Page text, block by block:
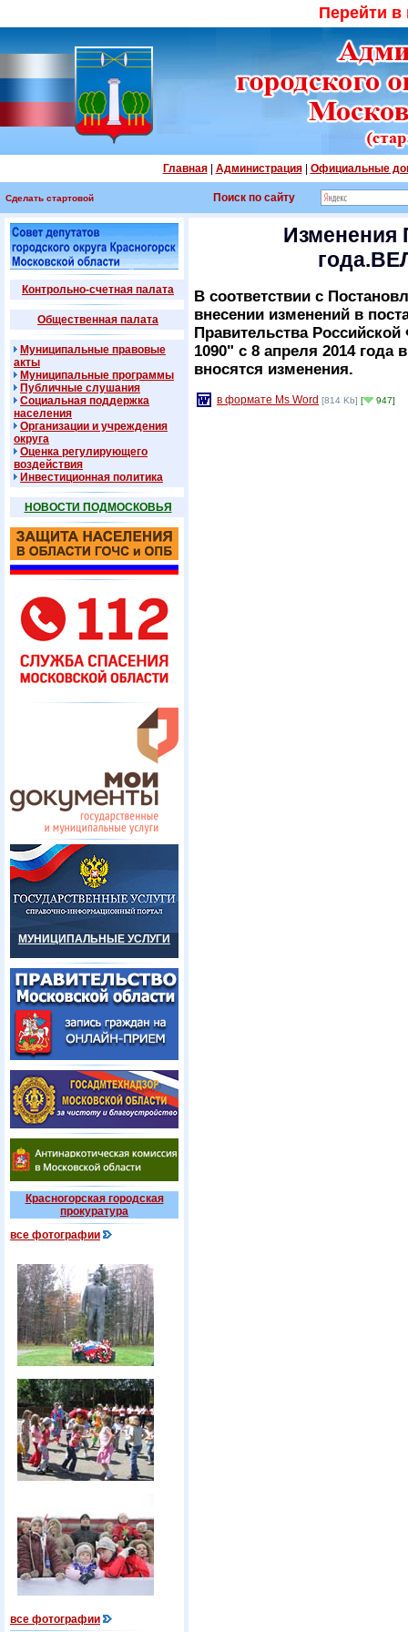
Перейти
Главная| Администрация| Официальные
Сделать стартовой Поиск по сайту
Контрольно-счетная палата
Общественная палата
Муниципальные правовые
акты
Муниципальные программы
Публичные слушания
Социальная поддержка
населения
Организации и учреждения
округа
Оценка регулирующего
воздействия
Инвестиционная политика
НОВОСТИ ПОДМОСКОВЬЯ
МУНИЦИПАЛЬНЫЕ УСЛУГИ
Красногорская городская
прокуратура
все фотографии
все фотографии
Изменения
В соответствии с
внесении изменений в
Правительства
1090" с 8 апреля 2014
вносятся изменения.
в формате Ms Word [814 Kb] [ 947]